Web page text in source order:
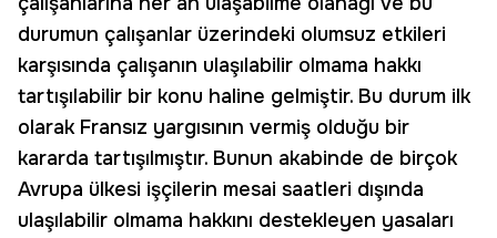
durumun çalışanlar üzerindeki olumsuz etkileri
karşısında çalışanın ulaşılabilir olmama hakkı
tartışılabilir bir konu haline gelmiştir. Bu durum ilk
olarak Fransız yargısının vermiş olduğu bir
kararda tartışılmıştır. Bunun akabinde de birçok
Avrupa ülkesi işçilerin mesai saatleri dışında
ulaşılabilir olmama hakkını destekleyen yasaları